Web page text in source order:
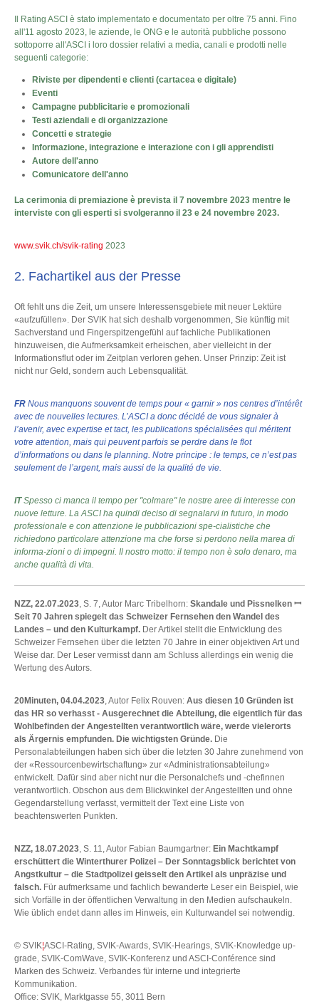
Il Rating ASCI è stato implementato e documentato per oltre 75 anni. Fino
all'11 agosto 2023, le aziende, le ONG e le autorità pubbliche possono
sottoporre all'ASCI i loro dossier relativi a media, canali e prodotti nelle
seguenti categorie:
Riviste per dipendenti e clienti (cartacea e digitale)
Eventi
Campagne pubblicitarie e promozionali
Testi aziendali e di organizzazione
Concetti e strategie
Informazione, integrazione e interazione con i gli apprendisti
Autore dell'anno
Comunicatore dell'anno
La cerimonia di premiazione è prevista il 7 novembre 2023 mentre le
interviste con gli esperti si svolgeranno il 23 e 24 novembre 2023.
www.svik.ch/svik-rating 2023
2. Fachartikel aus der Presse
Oft fehlt uns die Zeit, um unsere Interessensgebiete mit neuer Lektüre
«aufzufüllen». Der SVIK hat sich deshalb vorgenommen, Sie künftig mit
Sachverstand und Fingerspitzengefühl auf fachliche Publikationen
hinzuweisen, die Aufmerksamkeit erheischen, aber vielleicht in der
Informationsflut oder im Zeitplan verloren gehen. Unser Prinzip: Zeit ist
nicht nur Geld, sondern auch Lebensqualität.
FR Nous manquons souvent de temps pour « garnir » nos centres d’intérêt
avec de nouvelles lectures. L’ASCI a donc décidé de vous signaler à
l’avenir, avec expertise et tact, les publications spécialisées qui méritent
votre attention, mais qui peuvent parfois se perdre dans le flot
d’informations ou dans le planning. Notre principe : le temps, ce n’est pas
seulement de l’argent, mais aussi de la qualité de vie.
ITSpesso ci manca il tempo per "colmare" le nostre aree di interesse con
nuove letture. La ASCI ha quindi deciso di segnalarvi in futuro, in modo
professionale e con attenzione le pubblicazioni spe-cialistiche che
richiedono particolare attenzione ma che forse si perdono nella marea di
informa-zioni o di impegni. Il nostro motto: il tempo non è solo denaro, ma
anche qualità di vita.
NZZ, 22.07.2023, S. 7, Autor Marc Tribelhorn: Skandale und Pissnelken ꟷ
Seit 70 Jahren spiegelt das Schweizer Fernsehen den Wandel des
Landes – und den Kulturkampf. Der Artikel stellt die Entwicklung des
Schweizer Fernsehen über die letzten 70 Jahre in einer objektiven Art und
Weise dar. Der Leser vermisst dann am Schluss allerdings ein wenig die
Wertung des Autors.
20Minuten, 04.04.2023, Autor Felix Rouven: Aus diesen 10 Gründen ist
das HR so verhasst - Ausgerechnet die Abteilung, die eigentlich für das
Wohlbefinden der Angestellten verantwortlich wäre, werde vielerorts
als Ärgernis empfunden. Die wichtigsten Gründe. Die
Personalabteilungen haben sich über die letzten 30 Jahre zunehmend von
der «Ressourcenbewirtschaftung» zur «Administrationsabteilung»
entwickelt. Dafür sind aber nicht nur die Personalchefs und -chefinnen
verantwortlich. Obschon aus dem Blickwinkel der Angestellten und ohne
Gegendarstellung verfasst, vermittelt der Text eine Liste von
beachtenswerten Punkten.
NZZ, 18.07.2023, S. 11, Autor Fabian Baumgartner: Ein Machtkampf
erschüttert die Winterthurer Polizei – Der Sonntagsblick berichtet von
Angstkultur – die Stadtpolizei geisselt den Artikel als unpräzise und
falsch. Für aufmerksame und fachlich bewanderte Leser ein Beispiel, wie
sich Vorfälle in der öffentlichen Verwaltung in den Medien aufschaukeln.
Wie üblich endet dann alles im Hinweis, ein Kulturwandel sei notwendig.
© SVIK¦ASCI-Rating, SVIK-Awards, SVIK-Hearings, SVIK-Knowledge up-
grade, SVIK-ComWave, SVIK-Konferenz und ASCI-Conférence sind
Marken des Schweiz. Verbandes für interne und integrierte
Kommunikation.
Office: SVIK, Marktgasse 55, 3011 Bern